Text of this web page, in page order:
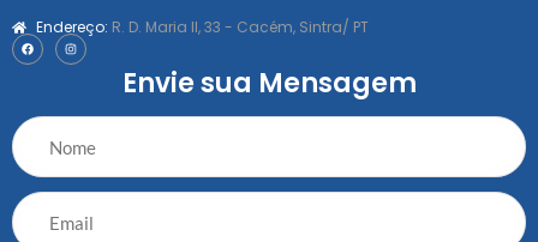
Endereço: R. D. Maria II, 33 - Cacém, Sintra/ PT
Envie sua Mensagem